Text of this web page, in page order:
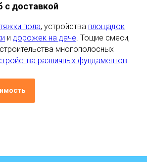
с доставкой
пола, устройства площадок
и дорожек на даче . Тощие смеси,
многополосных
различных фундаментов